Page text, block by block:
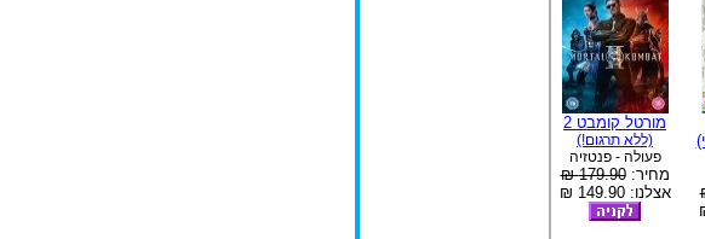
מורטל קומבט 2
(ללא תרגום!)
פעולה - פנטזיה
מחיר:179.90 ₪
אצלנו: 149.90 ₪